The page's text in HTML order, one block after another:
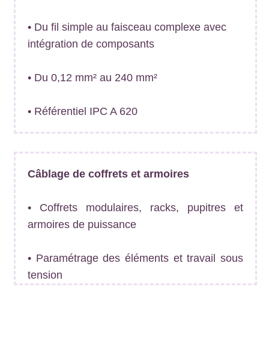
• Du fil simple au faisceau complexe avec
intégration de composants
• Du 0,12 mm² au 240 mm²
• Référentiel IPC A 620
Câblage de coffrets et armoires
• Coffrets modulaires, racks, pupitres et
armoires de puissance
• Paramétrage des éléments et travail sous
tension